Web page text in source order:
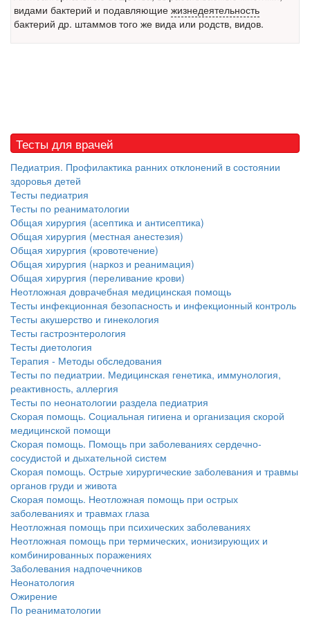
Местная анестезия развивает кардиотоксичность
осложнений от...
Закон о праве родителей находиться с детьми в
реанимации внесен в Госдуму
законопроект внесен в
палату на
рассмотрение. Суть его
заключается в
нахождении одного из
родителей в
бесплатно, в течении всего срока лечения...
видами бактерий и подавляющие жизнедеятельность
бактерий др. штаммов того же вида или родств, видов.
Тесты для врачей
Педиатрия. Профилактика ранних отклонений в состоянии
здоровья детей
Тесты педиатрия
Тесты по реаниматологии
Общая хирургия (асептика и антисептика)
Общая хирургия (местная анестезия)
Общая хирургия (кровотечение)
Общая хирургия (наркоз и реанимация)
Общая хирургия (переливание крови)
Неотложная доврачебная медицинская помощь
Тесты инфекционная безопасность и инфекционный контроль
Тесты акушерство и гинекология
Тесты гастроэнтерология
Тесты диетология
Терапия - Методы обследования
Тесты по педиатрии. Медицинская генетика, иммунология,
реактивность, аллергия
Тесты по неонатологии раздела педиатрия
Скорая помощь. Социальная гигиена и организация скорой
медицинской помощи
Скорая помощь. Помощь при заболеваниях сердечно-
сосудистой и дыхательной систем
Скорая помощь. Острые хирургические заболевания и травмы
органов груди и живота
Скорая помощь. Неотложная помощь при острых
заболеваниях и травмах глаза
Неотложная помощь при психических заболеваниях
Неотложная помощь при термических, ионизирующих и
комбинированных поражениях
Заболевания надпочечников
Неонатология
Ожирение
По реаниматологии